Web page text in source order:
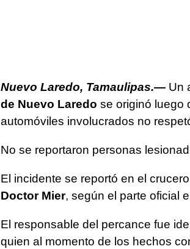
Nuevo Laredo, Tamaulipas.— Un
de Nuevo Laredo se originó luego
automóviles involucrados no
No se reportaron personas
El incidente se reportó en el
Doctor Mier, según el parte oficial
El responsable del percance fue
quien al momento de los hechos